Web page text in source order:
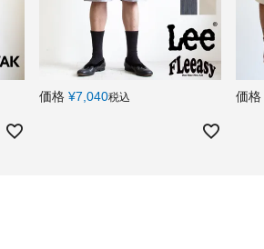
価格 ¥7,040税込 価格